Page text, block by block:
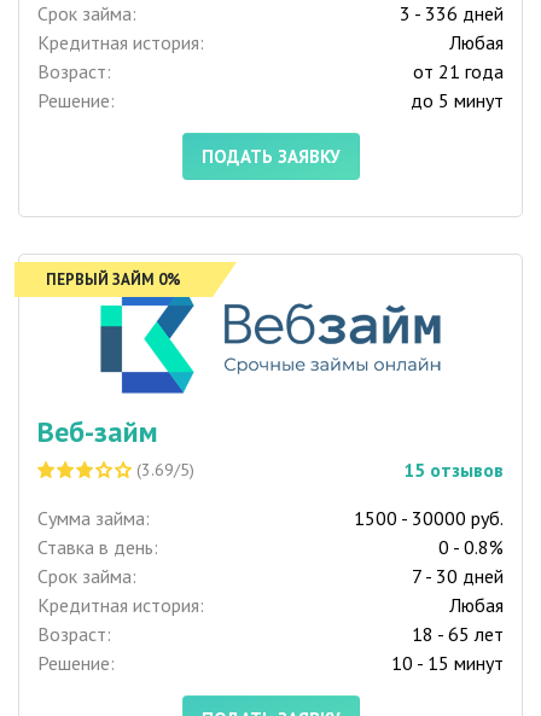
Срок займа:
3 - 336 дней
Кредитная история:
Любая
Возраст:
от 21 года
Решение:
до 5 минут
ПОДАТЬ ЗАЯВКУ
ПЕРВЫЙ ЗАЙМ 0%
Веб-займ
(3.69/5) 15 отзывов
Сумма займа:
1500 - 30000 руб.
Ставка в день:
0 - 0.8%
Срок займа:
7 - 30 дней
Кредитная история:
Любая
Возраст:
18 - 65 лет
Решение:
10 - 15 минут